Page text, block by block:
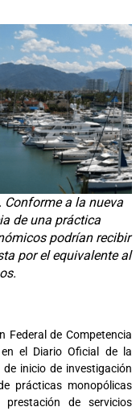
a la nueva
de una práctica
podrían recibir
por el equivalente al
Federal de Competencia
el Diario Oficial de la
inicio de investigación
prácticas monopólicas
de servicios